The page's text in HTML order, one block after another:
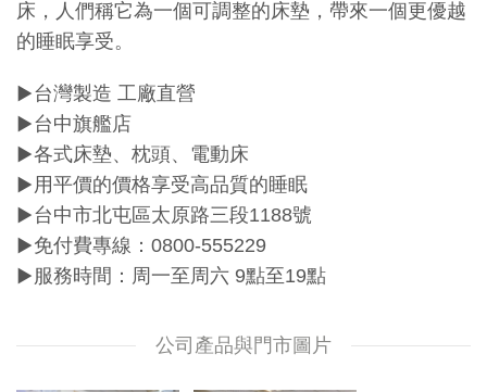
床，人們稱它為一個可調整的床墊，帶來一個更優越
的睡眠享受。
▶台灣製造 工廠直營
▶台中旗艦店
▶各式床墊、枕頭、電動床
▶用平價的價格享受高品質的睡眠
▶台中市北屯區太原路三段1188號
▶免付費專線：0800-555229
▶服務時間：周一至周六 9點至19點
公司產品與門市圖片